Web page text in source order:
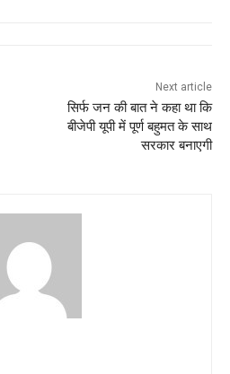
Next article
सिर्फ जन की बात ने कहा था कि
बीजेपी यूपी में पूर्ण बहुमत के साथ
सरकार बनाएगी